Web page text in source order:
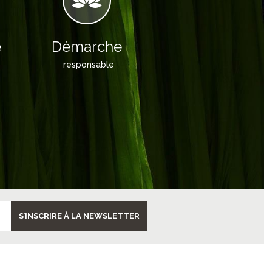
Démarche
responsable
S’INSCRIRE À LA NEWSLETTER